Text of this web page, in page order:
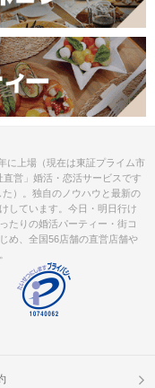
に上場（現在は東証プライム市
営」婚活・恋活サービスです
）。独自のノウハウと最新の
しています。今日・明日行け
たりの婚活パーティー・街コ
め、全国56店舗の直営店舗や